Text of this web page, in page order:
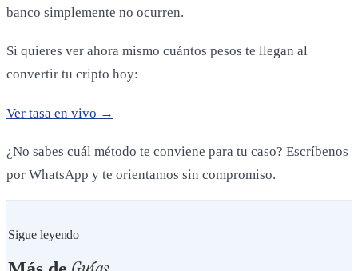
banco simplemente no ocurren.
Si quieres ver ahora mismo cuántos pesos te llegan al
convertir tu cripto hoy:
Ver tasa en vivo →
¿No sabes cuál método te conviene para tu caso? Escríbenos
por WhatsApp y te orientamos sin compromiso.
Sigue leyendo